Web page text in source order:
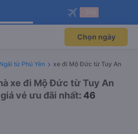
Vexere ngay!
đãi thành viên độc
Mở app
Vexere
khi đặt vé máy bay qua
Mở app
Chọn ngày
từ Phú Yên xe đi Mộ Đức từ Tuy An
xe đi Mộ Đức từ Tuy An
vé ưu đãi nhất: 46